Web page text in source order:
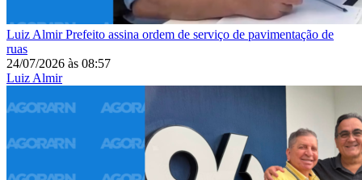
Luiz AlmirPrefeito assina ordem de serviço de pavimentação de
ruas
24/07/2026 às 08:57
Luiz Almir